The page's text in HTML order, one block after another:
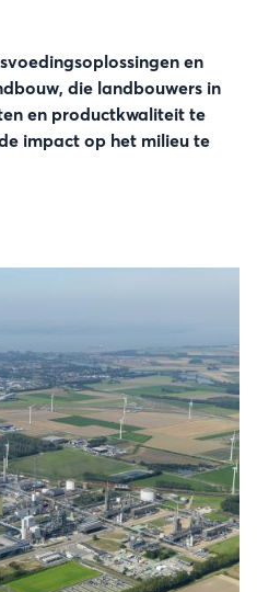
en
die landbouwers in
en productkwaliteit te
impact op het milieu te